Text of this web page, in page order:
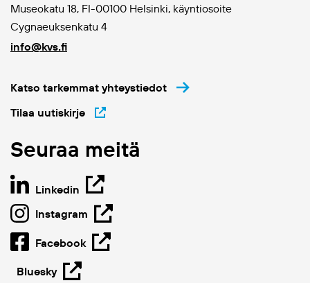
Museokatu 18, FI-00100 Helsinki, käyntiosoite
Cygnaeuksenkatu 4
info@kvs.fi
Katso tarkemmat yhteystiedot
Tilaa uutiskirje
Seuraa meitä
Linkedin
Instagram
Facebook
Bluesky